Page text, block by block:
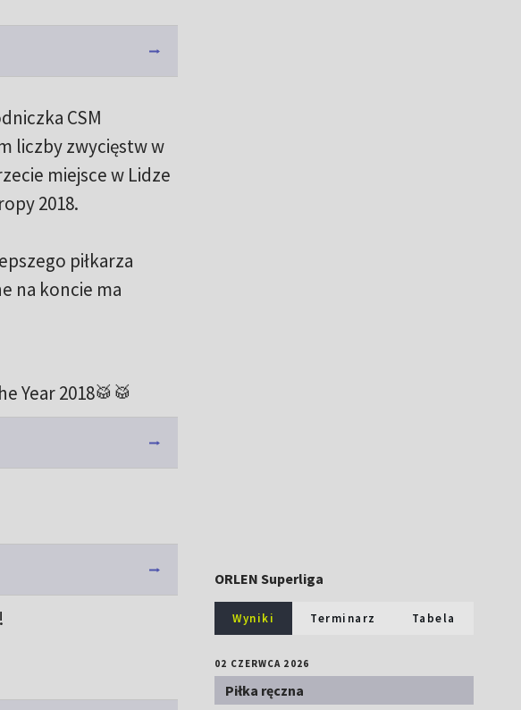
CSM
liczby zwycięstw w
miejsce w Lidze
2018.
piłkarza
na koncie ma
Year 2018🥁🥁
ORLEN Superliga
Wyniki Terminarz Tabela
02 CZERWCA 2026
Piłka ręczna